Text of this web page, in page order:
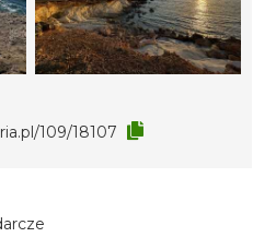
109/18107